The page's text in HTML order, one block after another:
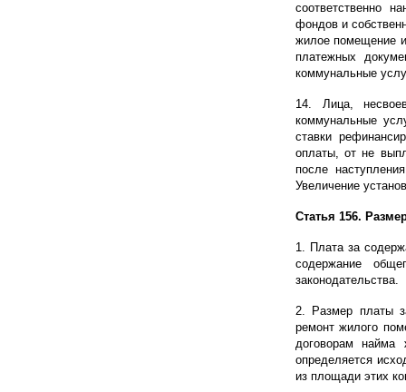
соответственно
фондов и
жилое помещение
платежных
коммунальные
14. Лица,
коммунальные
ставки
оплаты, от не
после
Увеличение
Статья 156.
1. Плата за
содержание
законодательства.
2. Размер платы
ремонт жилого
договорам найма
определяется
из площади этих